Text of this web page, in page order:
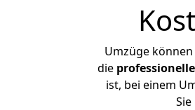
Umzüge
die
ist, bei einem